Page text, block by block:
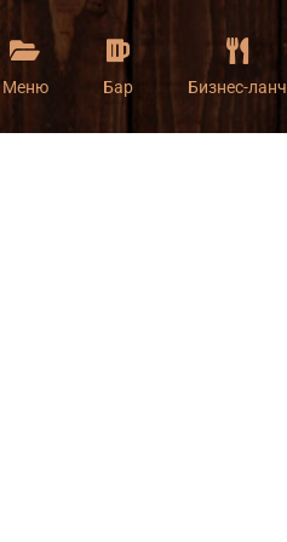
Меню Бар Бизнес-ланч